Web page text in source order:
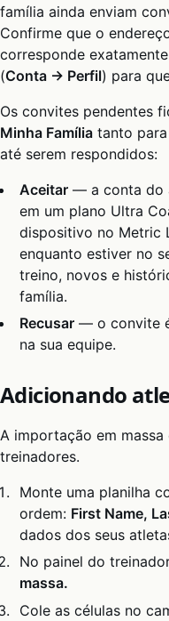
família ainda enviam
Confirme que o
corresponde
(Conta → Perfil) para
Os convites pendentes
Minha Família tanto
até serem respondidos:
Aceitar — a conta do
em um plano Ultra
dispositivo no Metric
enquanto estiver no
treino, novos e
família.
Recusar — o convite
na sua equipe.
Adicionando
A importação em
treinadores.
Monte uma planilha
ordem: First Name,
dados dos seus
No painel do
massa.
Cole as células no